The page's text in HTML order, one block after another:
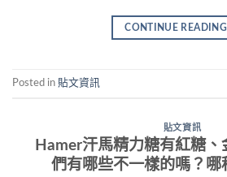
CONTINUE
Posted in 貼文資訊
貼文資訊
Hamer汗馬精力糖有紅糖
們有哪些不一樣的嗎？哪